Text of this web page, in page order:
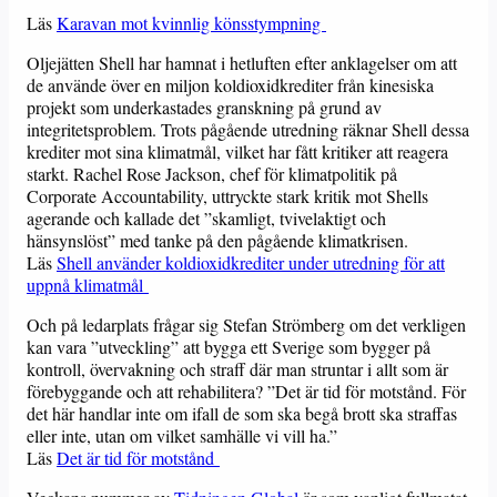
LäsKaravan mot kvinnlig könsstympning
Oljejätten Shell har hamnat i hetluften efter anklagelser om att
de använde över en miljon koldioxidkrediter från kinesiska
projekt som underkastades granskning på grund av
integritetsproblem. Trots pågående utredning räknar Shell dessa
krediter mot sina klimatmål, vilket har fått kritiker att reagera
starkt. Rachel Rose Jackson, chef för klimatpolitik på
Corporate Accountability, uttryckte stark kritik mot Shells
agerande och kallade det ”skamligt, tvivelaktigt och
hänsynslöst” med tanke på den pågående klimatkrisen.
LäsShell använder koldioxidkrediter under utredning för att
uppnå klimatmål
Och på ledarplats frågar sig Stefan Strömberg om det verkligen
kan vara ”utveckling” att bygga ett Sverige som bygger på
kontroll, övervakning och straff där man struntar i allt som är
förebyggande och att rehabilitera? ”Det är tid för motstånd. För
det här handlar inte om ifall de som ska begå brott ska straffas
eller inte, utan om vilket samhälle vi vill ha.”
LäsDet är tid för motstånd